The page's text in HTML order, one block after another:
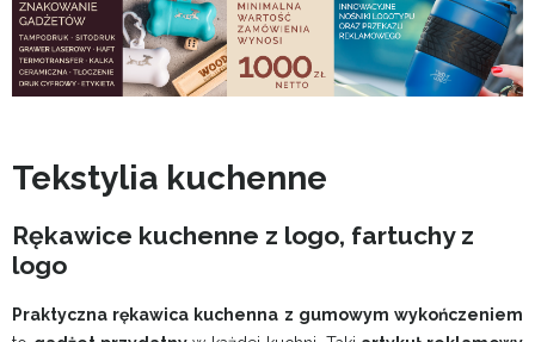
Tekstylia kuchenne
Rękawice kuchenne z logo, fartuchy z
logo
Praktyczna rękawica kuchenna z gumowym wykończeniem